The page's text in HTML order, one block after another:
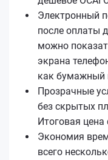
Электронный
после оплаты
можно
экрана
как бумажный
Прозрачные
без скрытых
Итоговая цена
Экономия
всего